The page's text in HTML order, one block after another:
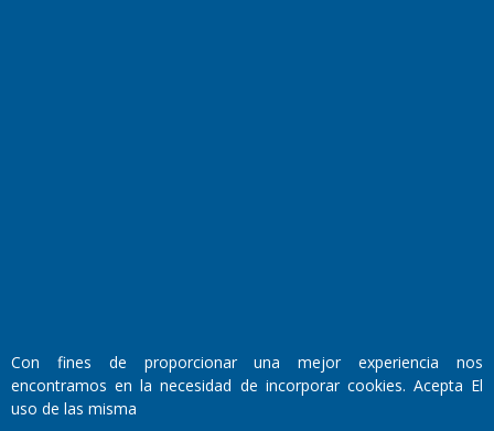
Walter René Goñi
Con fines de proporcionar una mejor experiencia nos
encontramos en la necesidad de incorporar cookies. Acepta El
uso de las misma